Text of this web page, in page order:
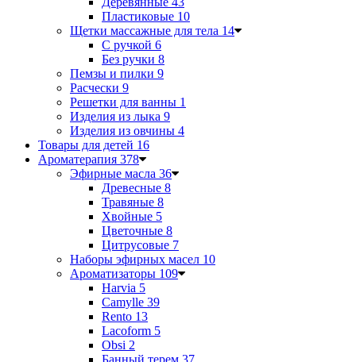
Пластиковые 10
Щетки массажные для тела 14
С ручкой 6
Без ручки 8
Пемзы и пилки 9
Расчески 9
Решетки для ванны 1
Изделия из лыка 9
Изделия из овчины 4
Товары для детей 16
Ароматерапия 378
Эфирные масла 36
Древесные 8
Травяные 8
Хвойные 5
Цветочные 8
Цитрусовые 7
Наборы эфирных масел 10
Ароматизаторы 109
Harvia 5
Camylle 39
Rento 13
Lacoform 5
Obsi 2
Банный терем 37